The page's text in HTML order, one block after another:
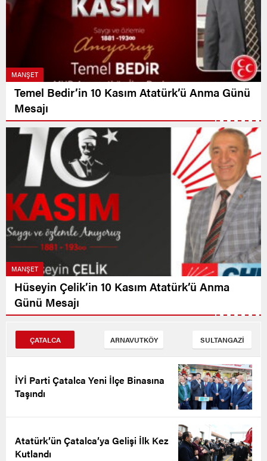
MANŞET
Temel Bedir’in 10 Kasım Atatürk’ü Anma Günü
Mesajı
MANŞET
Hüseyin Çelik’in 10 Kasım Atatürk’ü Anma
Günü Mesajı
ÇATALCA ARNAVUTKÖY SULTANGAZİ
İYİ Parti Çatalca Yeni İlçe Binasına
Taşındı
Atatürk’ün Çatalca’ya Gelişi İlk Kez
Kutlandı